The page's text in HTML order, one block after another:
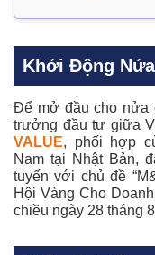
Khởi Động
Để mở đầu cho nửa
trưởng đầu tư giữa
VALUE, phối hợp
Nam tại Nhật Bản,
tuyến với chủ đề
Hội Vàng Cho
chiều ngày 28 tháng